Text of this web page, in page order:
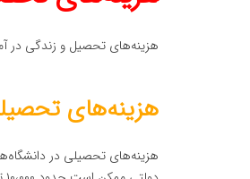
هزینه‌های تحصیل و زندگی در
هزینه‌های
هزینه‌های تحصیلی در